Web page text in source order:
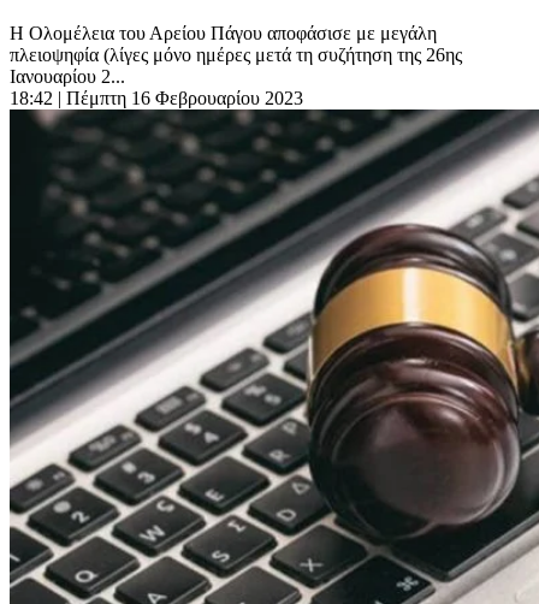
H Ολομέλεια του Αρείου Πάγου αποφάσισε με μεγάλη
πλειοψηφία (λίγες μόνο ημέρες μετά τη συζήτηση της 26ης
Ιανουαρίου 2...
18:42 | Πέμπτη 16 Φεβρουαρίου 2023